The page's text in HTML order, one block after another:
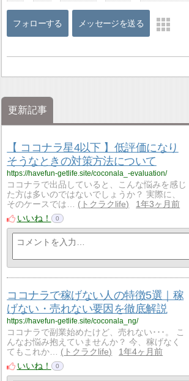
フォローする メッセージを送る
更新記事
【 ココナラ星4以下 】低評価になり
そうなときの対策方法について
https://havefun-getlife.site/coconala_-evaluation/
ココナラで出品していると、こんな悩みを感じ
た方は多いのではないでしょうか？ 実際に、
そのケースでは…
トクラクlife
1年3ヶ月前
いいね！
0
ココナラで稼げない人の特徴5選｜稼
げない・売れない要因を徹底解説
https://havefun-getlife.site/coconala_ng/
ココナラで副業始めたけど、売れない･･･。 こ
んなお悩み抱えていませんか？ 今、稼げなく
てもこれか…
トクラクlife
1年4ヶ月前
いいね！
0